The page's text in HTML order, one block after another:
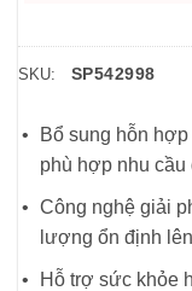
SKU: SP542998
Bổ sung hỗn
phù hợp nhu
Công nghệ giải
lượng ổn định
Hỗ trợ sức khỏe